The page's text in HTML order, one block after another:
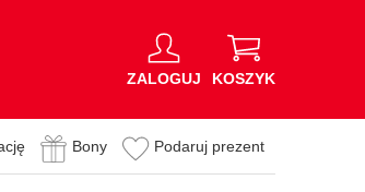
ZALOGUJ KOSZYK
Bony Podaruj prezent